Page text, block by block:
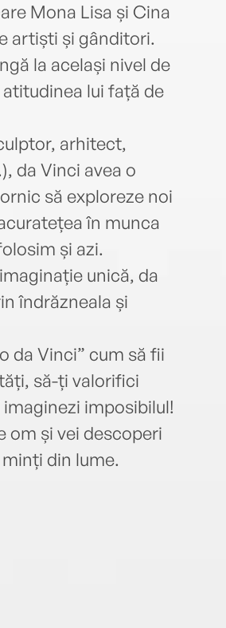
Mona Lisa și Cina
artiști și gânditori.
la același nivel de
lui față de
arhitect,
da Vinci avea o
să exploreze noi
în munca
și azi.
unică, da
îndrăzneala și
da Vinci” cum să fii
să-ți valorifici
imposibilul!
om și vei descoperi
din lume.